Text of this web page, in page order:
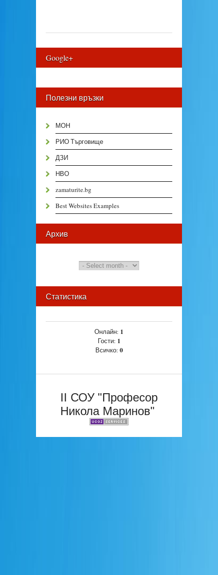
Google+
Полезни връзки
МОН
РИО Търговище
ДЗИ
НВО
zamaturite.bg
Best Websites Examples
Архив
Статистика
Онлайн: 1
Гости: 1
Всичко: 0
II СОУ "Професор
Никола Маринов"